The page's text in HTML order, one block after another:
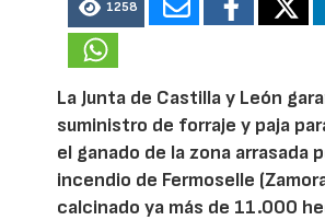
1258
La Junta de Castilla y León
suministro de forraje y paja
el ganado de la zona arrasada
incendio de Fermoselle
calcinado ya más de 11.000